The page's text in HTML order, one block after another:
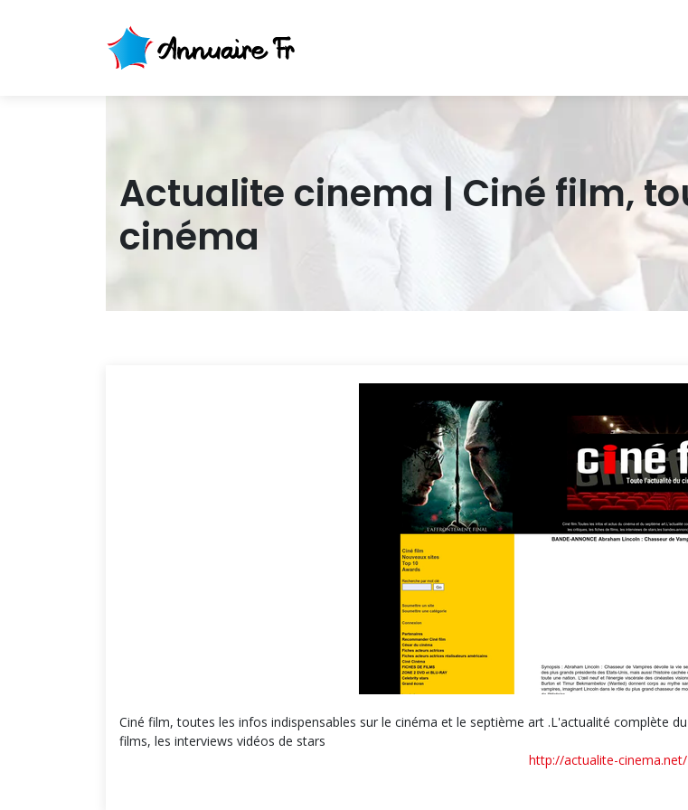
Actualite cinema | Ciné film,
cinéma
Ciné film, toutes les infos indispensables sur le cinéma et le septième art .L'actualité complète
films, les interviews vidéos de stars
http://actualite-cinema.net/